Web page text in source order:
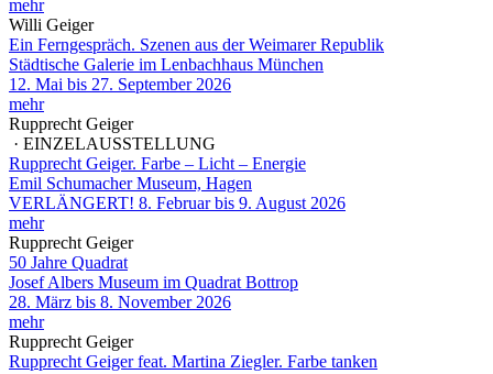
mehr
Willi Geiger
Ein Ferngespräch. Szenen aus der Weimarer Republik
Städtische Galerie im Lenbachhaus München
12. Mai bis 27. September 2026
mehr
Rupprecht Geiger
· EINZELAUSSTELLUNG
Rupprecht Geiger. Farbe – Licht – Energie
Emil Schumacher Museum, Hagen
VERLÄNGERT! 8. Februar bis 9. August 2026
mehr
Rupprecht Geiger
50 Jahre Quadrat
Josef Albers Museum im Quadrat Bottrop
28. März bis 8. November 2026
mehr
Rupprecht Geiger
Rupprecht Geiger feat. Martina Ziegler. Farbe tanken